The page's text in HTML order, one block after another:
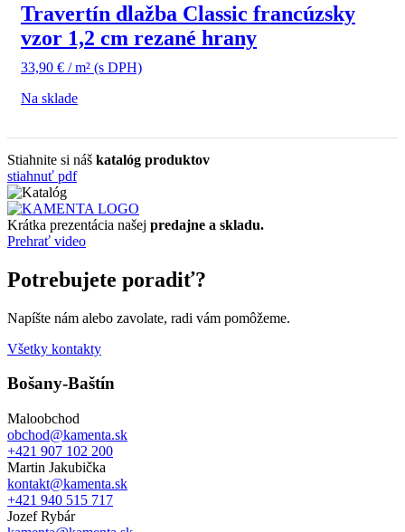
Travertín dlažba Classic francúzsky
vzor 1,2 cm rezané hrany
33,90 € / m² (s DPH)
Na sklade
Stiahnite si náš katalóg produktov
stiahnuť pdf
Krátka prezentácia našej predajne a skladu.
Prehrať video
Potrebujete poradiť?
Napíšte nám alebo zavolate, radi vám pomôžeme.
Všetky kontakty
Bošany-Baštín
Maloobchod
obchod@kamenta.sk
+421 907 102 200
Martin Jakubička
kontakt@kamenta.sk
+421 940 515 717
Jozef Rybár